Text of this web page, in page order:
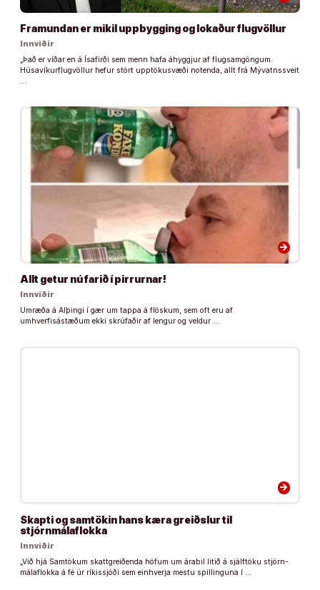
Framundan er mikil uppbygging og lokaður flugvöllur
Innviðir
„Það er víðar en á Ísafirði sem menn hafa áhyggjur af flugsamgöngum.
Húsavíkurflugvöllur hefur stórt upptökusvæði notenda, allt frá Mývatnssveit
…
arrow_forward
Allt getur nú farið í pirrurnar!
Innviðir
Umræða á Alþingi í gær um tappa á flöskum, sem oft eru af
umhverfisástæðum ekki skrúfaðir af lengur og veldur …
arrow_forward
Skapti og samtökin hans kæra greiðslur til
stjórnmálaflokka
Innviðir
„Við hjá Sam­tök­um skatt­greiðenda höf­um um ára­bil litið á sjálf­töku stjórn­
mála­flokka á fé úr rík­is­sjóði sem ein­hverja mestu spill­ing­una í …